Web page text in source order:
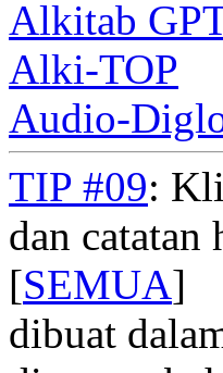
Alkitab
Alki-TOP
Audio-
TIP #09:
dan catatan
[SEMUA]
dibuat